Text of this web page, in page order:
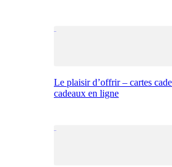
Le plaisir d’offrir – cartes
cadeaux en ligne